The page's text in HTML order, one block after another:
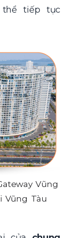
tiếp tục
Vũng
Vũng Tàu